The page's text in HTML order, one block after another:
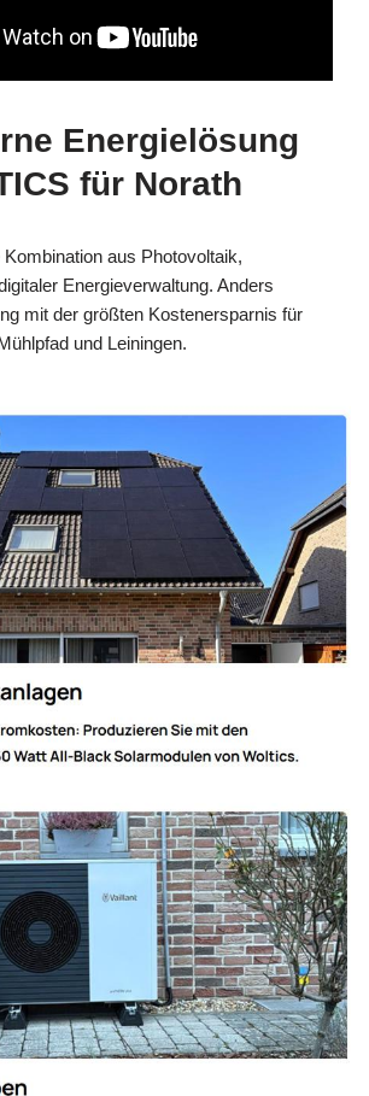
Energielösung
für Norath
aus Photovoltaik,
Energieverwaltung. Anders
mit der größten Kostenersparnis für
und Leiningen.